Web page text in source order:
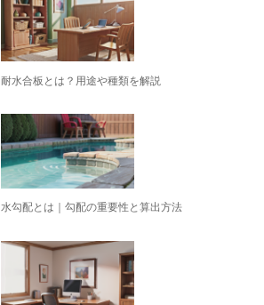
耐水合板とは？用途や種類を解説
水勾配とは｜勾配の重要性と算出方法